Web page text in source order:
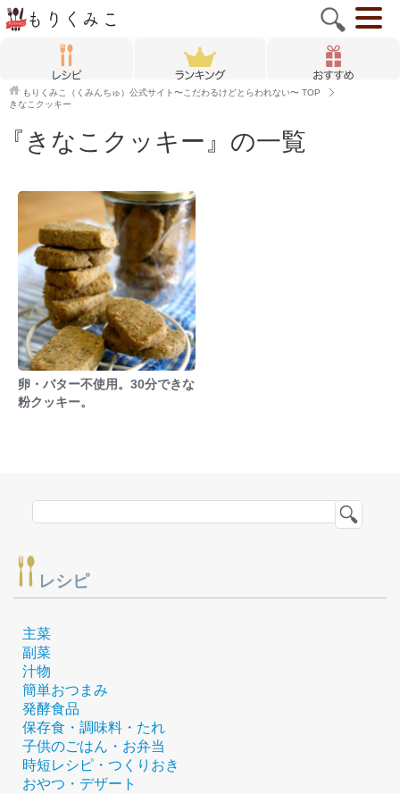
もりくみこ（くみんちゅ）公式サイト〜こだわるけどとらわれない〜 TOP
きなこクッキー
『きなこクッキー』の一覧
卵・バター不使用。30分できな
粉クッキー。
レシピ
主菜
副菜
汁物
簡単おつまみ
発酵食品
保存食・調味料・たれ
子供のごはん・お弁当
時短レシピ・つくりおき
おやつ・デザート